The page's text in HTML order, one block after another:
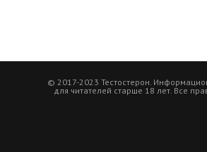
© 2017-2023 Тестостерон.
для читателей старше 18 лет. Все